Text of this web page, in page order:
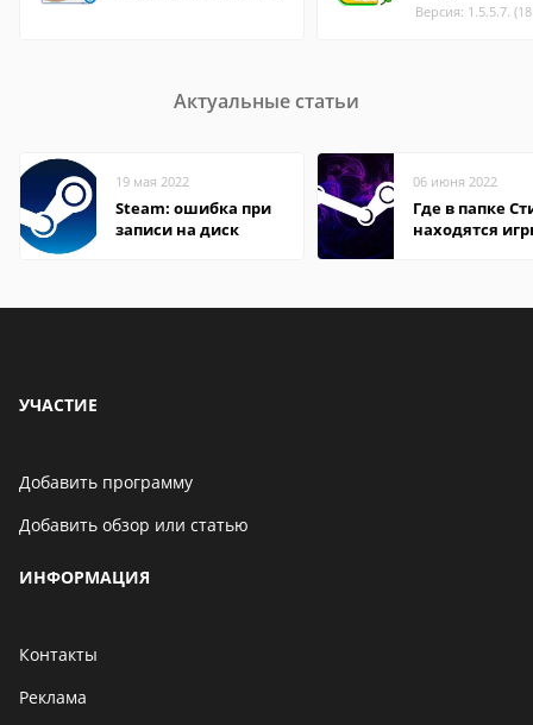
Версия: 1.5.5.7.
Актуальные статьи
19 мая 2022
Steam: ошибка при
записи на диск
06 июня 2022
Где в папке
находятся
УЧАСТИЕ
Добавить программу
Добавить обзор или статью
ИНФОРМАЦИЯ
Контакты
Реклама